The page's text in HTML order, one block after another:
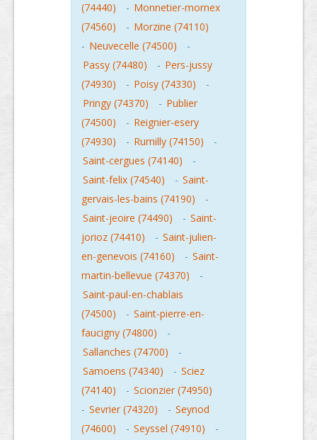
(74440)
- Monnetier-mornex
(74560)
- Morzine (74110)
- Neuvecelle (74500)
-
Passy (74480)
- Pers-jussy
(74930)
- Poisy (74330)
-
Pringy (74370)
- Publier
(74500)
- Reignier-esery
(74930)
- Rumilly (74150)
-
Saint-cergues (74140)
-
Saint-felix (74540)
- Saint-
gervais-les-bains (74190)
-
Saint-jeoire (74490)
- Saint-
jorioz (74410)
- Saint-julien-
en-genevois (74160)
- Saint-
martin-bellevue (74370)
-
Saint-paul-en-chablais
(74500)
- Saint-pierre-en-
faucigny (74800)
-
Sallanches (74700)
-
Samoens (74340)
- Sciez
(74140)
- Scionzier (74950)
- Sevrier (74320) - Seynod
(74600)
- Seyssel (74910)
-